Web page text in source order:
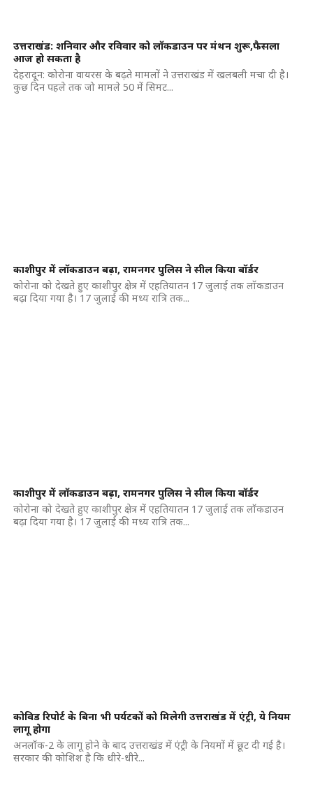
उत्तराखंड: शनिवार और रविवार को लॉकडाउन पर मंथन शुरू,फैसला
आज हो सकता है
देहरादून: कोरोना वायरस के बढ़ते मामलों ने उत्तराखंड में खलबली मचा दी है।
कुछ दिन पहले तक जो मामले 50 में सिमट...
काशीपुर में लॉकडाउन बढ़ा, रामनगर पुलिस ने सील किया बॉर्डर
कोरोना को देखते हुए काशीपुर क्षेत्र में एहतियातन 17 जुलाई तक लॉकडाउन
बढ़ा दिया गया है। 17 जुलाई की मध्य रात्रि तक...
काशीपुर में लॉकडाउन बढ़ा, रामनगर पुलिस ने सील किया बॉर्डर
कोरोना को देखते हुए काशीपुर क्षेत्र में एहतियातन 17 जुलाई तक लॉकडाउन
बढ़ा दिया गया है। 17 जुलाई की मध्य रात्रि तक...
कोविड रिपोर्ट के बिना भी पर्यटकों को मिलेगी उत्तराखंड में एंट्री, ये नियम
लागू होगा
अनलॉक-2 के लागू होने के बाद उत्तराखंड में एंट्री के नियमों में छूट दी गई है।
सरकार की कोशिश है कि धीरे-धीरे...